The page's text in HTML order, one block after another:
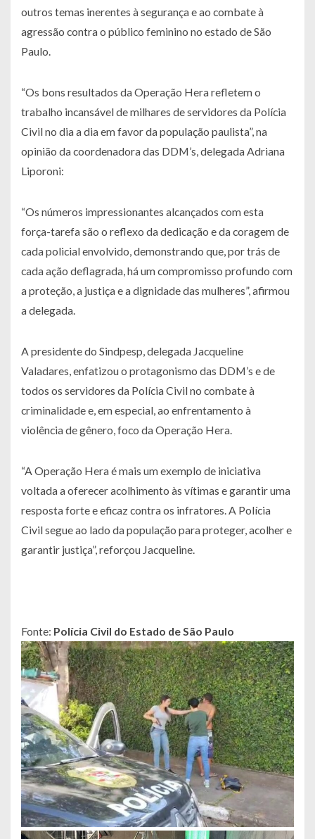
outros temas inerentes à segurança e ao combate à
agressão contra o público feminino no estado de São
Paulo.
“Os bons resultados da Operação Hera refletem o
trabalho incansável de milhares de servidores da Polícia
Civil no dia a dia em favor da população paulista”, na
opinião da coordenadora das DDM’s, delegada Adriana
Liporoni:
“Os números impressionantes alcançados com esta
força-tarefa são o reflexo da dedicação e da coragem de
cada policial envolvido, demonstrando que, por trás de
cada ação deflagrada, há um compromisso profundo com
a proteção, a justiça e a dignidade das mulheres”, afirmou
a delegada.
A presidente do Sindpesp, delegada Jacqueline
Valadares, enfatizou o protagonismo das DDM’s e de
todos os servidores da Polícia Civil no combate à
criminalidade e, em especial, ao enfrentamento à
violência de gênero, foco da Operação Hera.
“A Operação Hera é mais um exemplo de iniciativa
voltada a oferecer acolhimento às vítimas e garantir uma
resposta forte e eficaz contra os infratores. A Polícia
Civil segue ao lado da população para proteger, acolher e
garantir justiça”, reforçou Jacqueline.
Fonte: Polícia Civil do Estado de São Paulo